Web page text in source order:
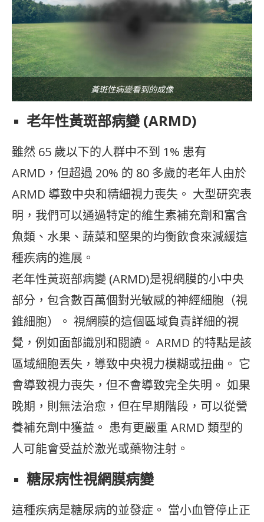
黃斑性病變看到的成像
老年性黃斑部病變 (ARMD)
雖然 65 歲以下的人群中不到 1% 患有
ARMD，但超過 20% 的 80 多歲的老年人由於
ARMD 導致中央和精細視力喪失。 大型研究表
明，我們可以通過特定的維生素補充劑和富含
魚類、水果、蔬菜和堅果的均衡飲食來減緩這
種疾病的進展。
老年性黃斑部病變 (ARMD)是視網膜的小中央
部分，包含數百萬個對光敏感的神經細胞（視
錐細胞）。 視網膜的這個區域負責詳細的視
覺，例如面部識別和閱讀。 ARMD 的特點是該
區域細胞丟失，導致中央視力模糊或扭曲。 它
會導致視力喪失，但不會導致完全失明。 如果
晚期，則無法治愈，但在早期階段，可以從營
養補充劑中獲益。 患有更嚴重 ARMD 類型的
人可能會受益於激光或藥物注射。
糖尿病性視網膜病變
這種疾病是糖尿病的並發症。 當小血管停止正